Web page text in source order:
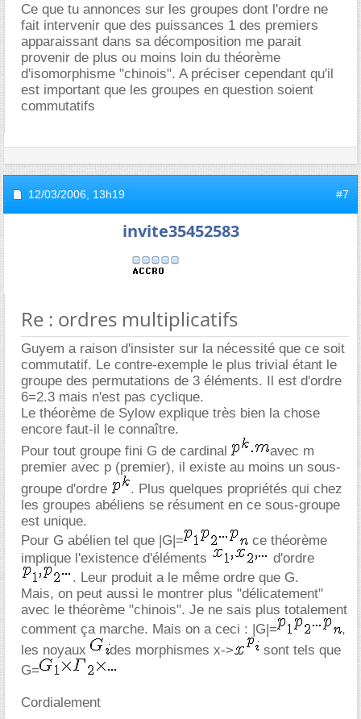
Ce que tu annonces sur les groupes dont l'ordre ne
fait intervenir que des puissances 1 des premiers
apparaissant dans sa décomposition me parait
provenir de plus ou moins loin du théorème
d'isomorphisme "chinois". A préciser cependant qu'il
est important que les groupes en question soient
commutatifs
12/03/2006, 13h19 #7
invite35452583
Re : ordres multiplicatifs
Guyem a raison d'insister sur la nécessité que ce soit
commutatif. Le contre-exemple le plus trivial étant le
groupe des permutations de 3 éléments. Il est d'ordre
6=2.3 mais n'est pas cyclique.
Le théorème de Sylow explique très bien la chose
encore faut-il le connaître.
Pour tout groupe fini G de cardinal
avec m
premier avec p (premier), il existe au moins un sous-
groupe d'ordre
. Plus quelques propriétés qui chez
les groupes abéliens se résument en ce sous-groupe
est unique.
Pour G abélien tel que |G|=
ce théorème
implique l'existence d'éléments
d'ordre
. Leur produit a le même ordre que G.
Mais, on peut aussi le montrer plus "délicatement"
avec le théorème "chinois". Je ne sais plus totalement
comment ça marche. Mais on a ceci : |G|=
,
les noyaux
des morphismes x->
sont tels que
G=
Cordialement